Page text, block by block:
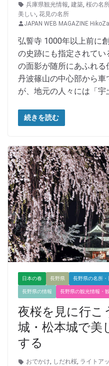
兵庫県観光情報, 建築, 桜の名
美しい, 花見の名所
JAPAN WEB MAGAZINE HikoZa
弘誓寺 1000年以上前に
の史跡にも指定されて
の面影が随所にあふれ
丹波篠山の中心部から
が、地元の人々には「宇
続きを読む
日本の春 長野県 長野県の名所・
長野県の情報 長野県の観光情報・
夜桜を見に行こ
城・松本城で美
する
おでかけ, しだれ桜, ライトア